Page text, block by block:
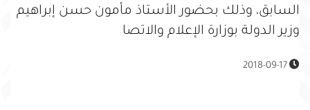
السابق، وذلك بحضور الأستاذ مأمون حسن إبراهيم
وزير الدولة بوزارة الإعلام والاتصا